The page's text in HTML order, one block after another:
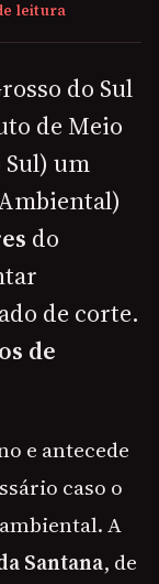
leitura
do Sul
de Meio
um
do
de corte.
de
e antecede
caso o
A
Santana, de